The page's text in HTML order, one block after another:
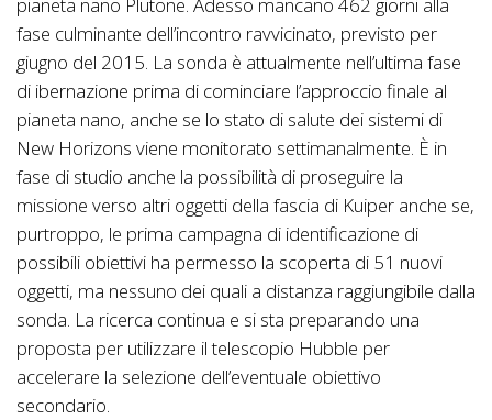
pianeta nano Plutone. Adesso mancano 462 giorni alla
fase culminante dell’incontro ravvicinato, previsto per
giugno del 2015. La sonda è attualmente nell’ultima fase
di ibernazione prima di cominciare l’approccio finale al
pianeta nano, anche se lo stato di salute dei sistemi di
New Horizons viene monitorato settimanalmente. È in
fase di studio anche la possibilità di proseguire la
missione verso altri oggetti della fascia di Kuiper anche se,
purtroppo, le prima campagna di identificazione di
possibili obiettivi ha permesso la scoperta di 51 nuovi
oggetti, ma nessuno dei quali a distanza raggiungibile dalla
sonda. La ricerca continua e si sta preparando una
proposta per utilizzare il telescopio Hubble per
accelerare la selezione dell’eventuale obiettivo
secondario.